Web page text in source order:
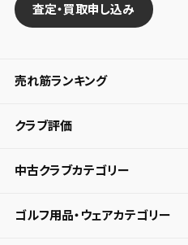
査定・買取申し込み
売れ筋ランキング
クラブ評価
中古クラブカテゴリー
ゴルフ用品・ウェアカテゴリー